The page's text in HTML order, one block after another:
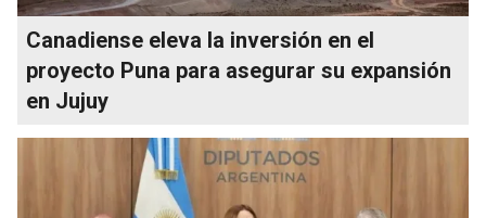
Canadiense eleva la inversión en el
proyecto Puna para asegurar su expansión
en Jujuy